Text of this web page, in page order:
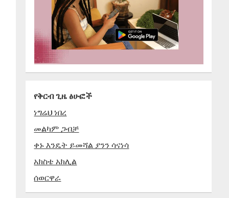
የቅርብ ጊዜ ፅሁፎች
ነግሬህ ነበረ
መልካም ጋብቻ
ቀኑ እንዴት ይመሻል ያንን ሳናነሳ
አክስቴ አክሊል
ሰወርዋራ